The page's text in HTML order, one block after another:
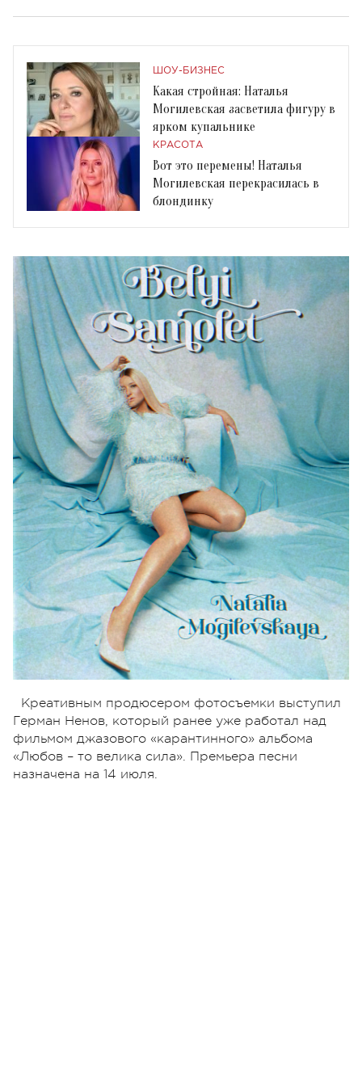
ШОУ-БИЗНЕС
Какая стройная: Наталья
Могилевская засветила фигуру в
ярком купальнике
КРАСОТА
Вот это перемены! Наталья
Могилевская перекрасилась в
блондинку
Креативным продюсером фотосъемки выступил
Герман Ненов, который ранее уже работал над
фильмом джазового «карантинного» альбома
«Любов – то велика сила». Премьера песни
назначена на 14 июля.